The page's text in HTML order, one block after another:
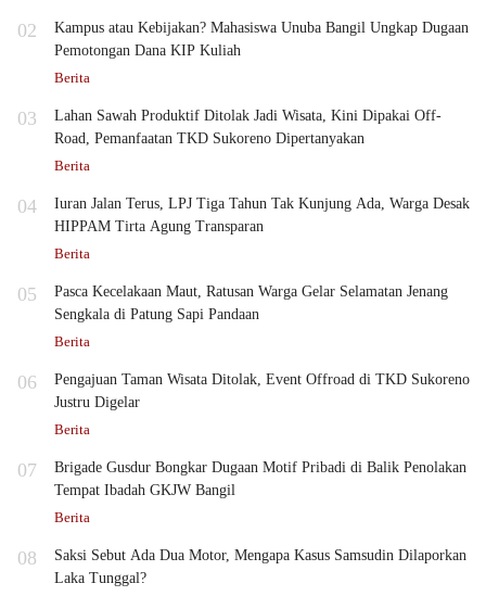
02
Kampus atau Kebijakan? Mahasiswa Unuba Bangil Ungkap Dugaan
Pemotongan Dana KIP Kuliah
Berita
03
Lahan Sawah Produktif Ditolak Jadi Wisata, Kini Dipakai Off-
Road, Pemanfaatan TKD Sukoreno Dipertanyakan
Berita
04
Iuran Jalan Terus, LPJ Tiga Tahun Tak Kunjung Ada, Warga Desak
HIPPAM Tirta Agung Transparan
Berita
05
Pasca Kecelakaan Maut, Ratusan Warga Gelar Selamatan Jenang
Sengkala di Patung Sapi Pandaan
Berita
06
Pengajuan Taman Wisata Ditolak, Event Offroad di TKD Sukoreno
Justru Digelar
Berita
07
Brigade Gusdur Bongkar Dugaan Motif Pribadi di Balik Penolakan
Tempat Ibadah GKJW Bangil
Berita
08
Saksi Sebut Ada Dua Motor, Mengapa Kasus Samsudin Dilaporkan
Laka Tunggal?